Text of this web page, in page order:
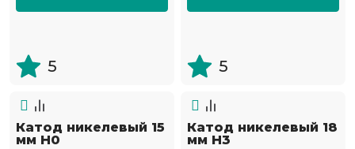
5 5
Катод никелевый 15
мм Н0
Катод никелевый 18
мм Н3